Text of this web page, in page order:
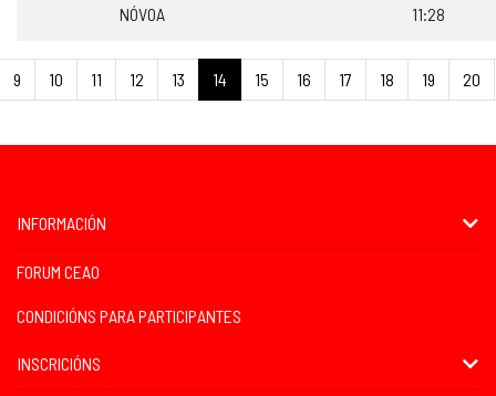
NÓVOA 11:28
9 10 11 12 13 14 15 16 17 18 19 20
INFORMACIÓN
FORUM CEAO
CONDICIÓNS PARA PARTICIPANTES
INSCRICIÓNS